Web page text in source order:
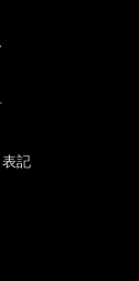
記